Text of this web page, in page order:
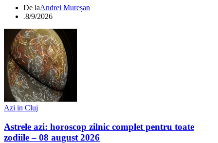
De laAndrei Mureșan
.8/9/2026
Azi in Cluj
Astrele azi: horoscop zilnic complet pentru toate
zodiile – 08 august 2026